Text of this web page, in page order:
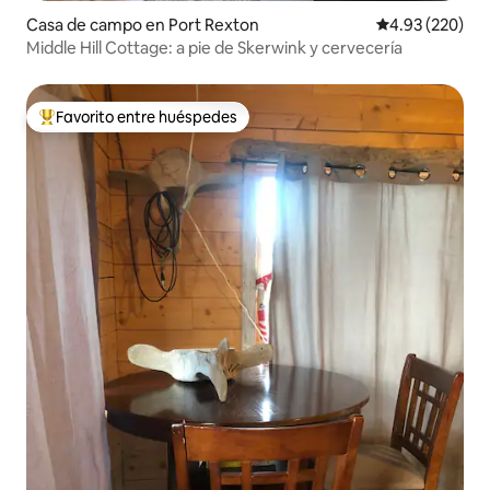
Casa de campo en Port Rexton Calificación
4.93 (220)
Middle Hill Cottage: a pie de Skerwink y cervecería
Favorito entre huéspedes preferido
Favorito entre huéspedes